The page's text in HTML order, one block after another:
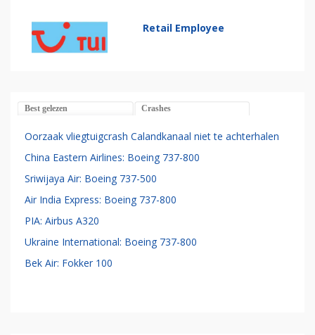
Retail Employee
Best gelezen Crashes
Oorzaak vliegtuigcrash Calandkanaal niet te achterhalen
China Eastern Airlines: Boeing 737-800
Sriwijaya Air: Boeing 737-500
Air India Express: Boeing 737-800
PIA: Airbus A320
Ukraine International: Boeing 737-800
Bek Air: Fokker 100